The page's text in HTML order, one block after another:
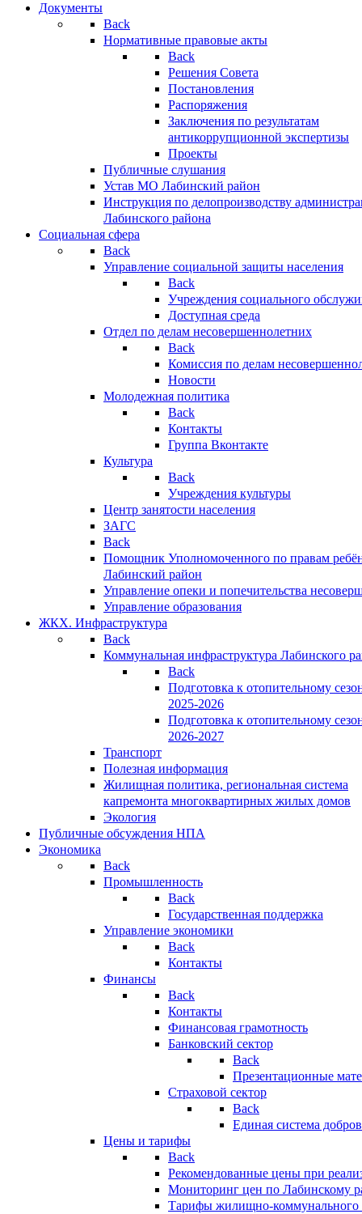
Документы
Back
Нормативные правовые акты
Back
Решения Совета
Постановления
Распоряжения
Заключения по результатам
антикоррупционной экспертизы
Проекты
Публичные слушания
Устав МО Лабинский район
Инструкция по делопроизводству
Лабинского района
Социальная сфера
Back
Управление социальной защиты населения
Back
Учреждения социального
Доступная среда
Отдел по делам несовершеннолетних
Back
Комиссия по делам
Новости
Молодежная политика
Back
Контакты
Группа Вконтакте
Культура
Back
Учреждения культуры
Центр занятости населения
ЗАГС
Back
Помощник Уполномоченного по правам
Лабинский район
Управление опеки и попечительства
Управление образования
ЖКХ. Инфраструктура
Back
Коммунальная инфраструктура Лабинского
Back
Подготовка к отопительному
2025-2026
Подготовка к отопительному
2026-2027
Транспорт
Полезная информация
Жилищная политика, региональная система
капремонта многоквартирных жилых домов
Экология
Публичные обсуждения НПА
Экономика
Back
Промышленность
Back
Государственная поддержка
Управление экономики
Back
Контакты
Финансы
Back
Контакты
Финансовая грамотность
Банковский сектор
Back
Презентационные
Страховой сектор
Back
Единая система
Цены и тарифы
Back
Рекомендованные цены при
Мониторинг цен по Лабинскому
Тарифы жилищно-коммунального